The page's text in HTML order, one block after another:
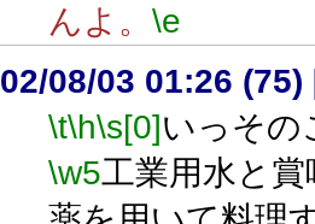
んよ。 \e
02/08/03 01:26 (75)
\t\h\s[0]いっその
\w5工業用水と